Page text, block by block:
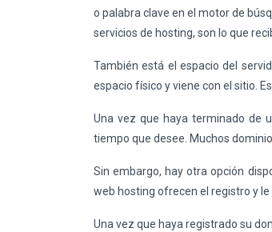
o palabra clave en el motor de
servicios de hosting, son lo que
También está el espacio del
espacio físico y viene con el sitio.
Una vez que haya terminado de
tiempo que desee. Muchos
Sin embargo, hay otra opción
web hosting ofrecen el registro y
Una vez que haya registrado su